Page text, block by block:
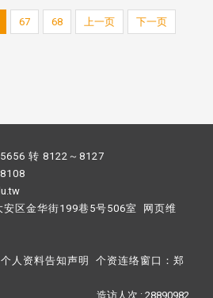
67 68 上一页 下一页
转 8122～8127
区金华街199巷5号506室 网页维
个人资料告知声明 个资连络窗口： 郑
造访人次 : 28890982